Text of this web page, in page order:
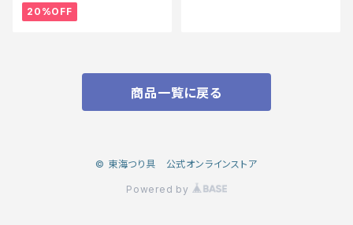
20%OFF
商品一覧に戻る
© 東海つり具 公式オンラインストア
Powered by